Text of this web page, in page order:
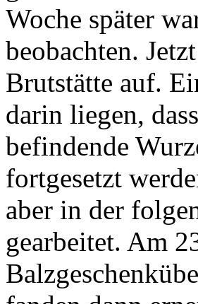
Woche später
beobachten.
Brutstätte auf.
darin liegen,
befindende
fortgesetzt
aber in der
gearbeitet. Am